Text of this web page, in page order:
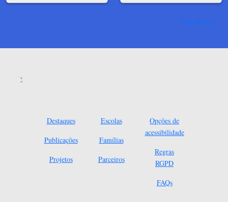
Ver mais
Destaques
Publicações
Projetos
Escolas
Famílias
Parceiros
Opções de
acessibilidade
Regras
RGPD
FAQs